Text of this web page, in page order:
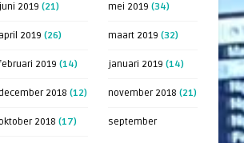
juni 2019 (21) mei 2019 (34)
april 2019 (26) maart 2019 (32)
2019 (14) januari 2019 (14)
december 2018 (12) november 2018 (21)
oktober 2018 (17) september